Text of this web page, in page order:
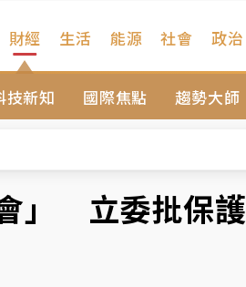
財經
技新知 國際焦點 趨勢大師
生活 能源 社會 政治
了
光
延長至晚上7時
」 立委批保護